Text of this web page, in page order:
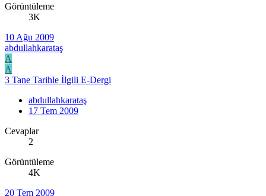
Görüntüleme
3K
10 Ağu 2009
abdullahkarataş
A
A
3 Tane Tarihle İlgili E-Dergi
abdullahkarataş
17 Tem 2009
Cevaplar
2
Görüntüleme
4K
20 Tem 2009